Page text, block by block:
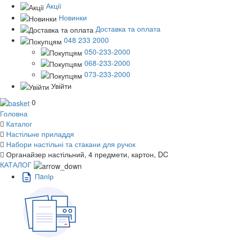
Акції
Новинки
Доставка та оплата
048 233 2000
050-233-2000
068-233-2000
073-233-2000
Увійти
0
Головна
Каталог
Настільне приладдя
Набори настільні та стакани для ручок
Органайзер настільний, 4 предмети, картон, DC
КАТАЛОГ
Пaпiр